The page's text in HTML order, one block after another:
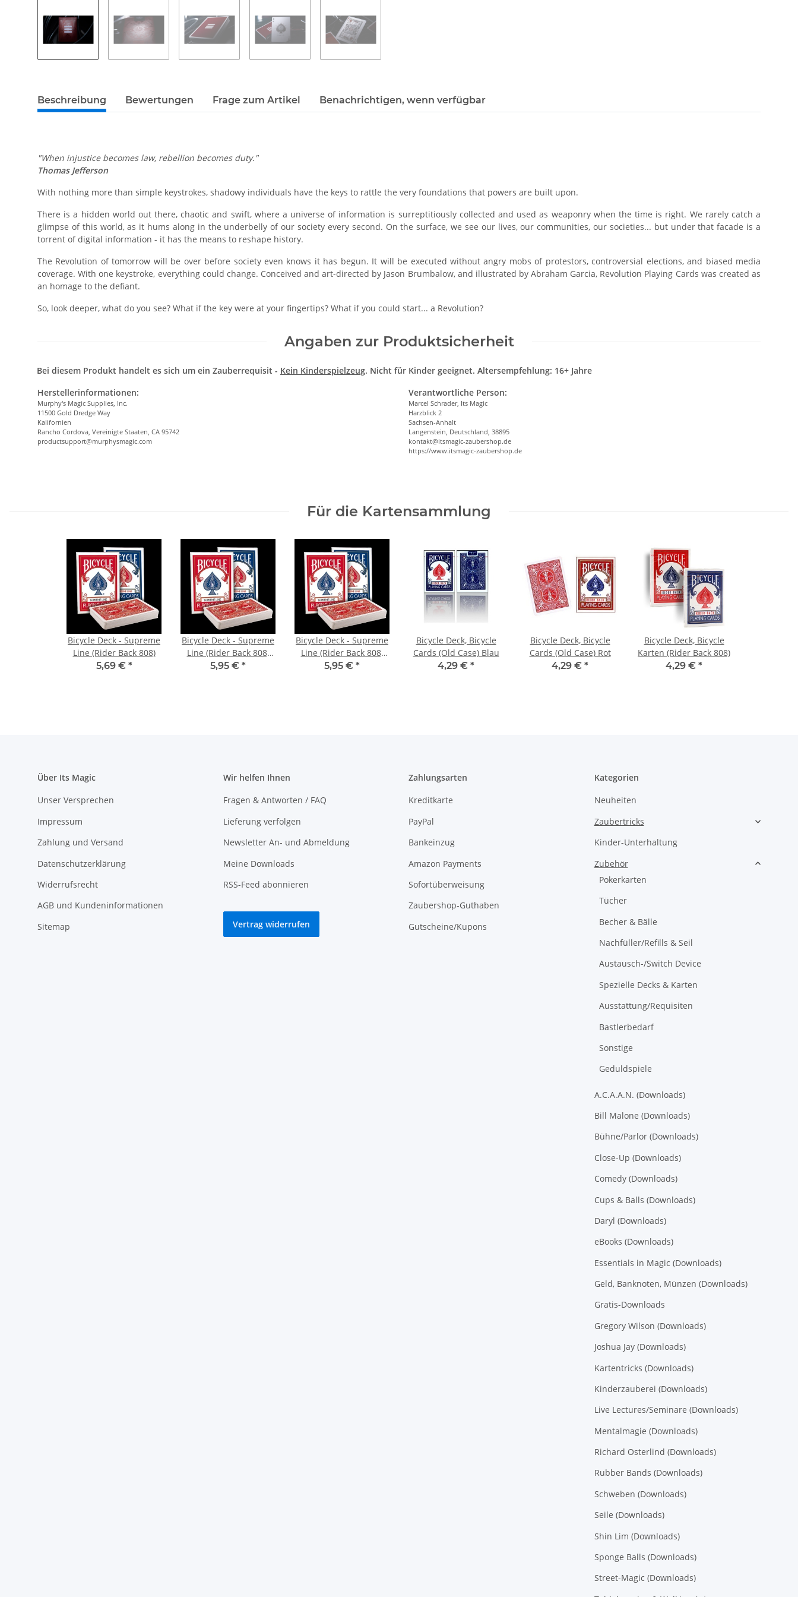
Beschreibung Bewertungen Frage zum Artikel Benachrichtigen, wenn verfügbar
"When injustice becomes law, rebellion becomes duty."
Thomas Jefferson
With nothing more than simple keystrokes, shadowy individuals have the keys to rattle the very foundations that powers are built upon.
There is a hidden world out there, chaotic and swift, where a universe of information is surreptitiously collected and used as weaponry when the time is right. We rarely catch a
glimpse of this world, as it hums along in the underbelly of our society every second. On the surface, we see our lives, our communities, our societies... but under that facade is a
torrent of digital information - it has the means to reshape history.
The Revolution of tomorrow will be over before society even knows it has begun. It will be executed without angry mobs of protestors, controversial elections, and biased media
coverage. With one keystroke, everything could change. Conceived and art-directed by Jason Brumbalow, and illustrated by Abraham Garcia, Revolution Playing Cards was created as
an homage to the defiant.
So, look deeper, what do you see? What if the key were at your fingertips? What if you could start... a Revolution?
Angaben zur Produktsicherheit
Bei diesem Produkt handelt es sich um ein Zauberrequisit - Kein Kinderspielzeug. Nicht für Kinder geeignet. Altersempfehlung: 16+ Jahre
Herstellerinformationen:
Murphy's Magic Supplies, Inc.
11500 Gold Dredge Way
Kalifornien
Rancho Cordova, Vereinigte Staaten, CA 95742
productsupport@murphysmagic.com
Verantwortliche Person:
Marcel Schrader, Its Magic
Harzblick 2
Sachsen-Anhalt
Langenstein, Deutschland, 38895
kontakt@itsmagic-zaubershop.de
https://www.itsmagic-zaubershop.de
Für die Kartensammlung
Bicycle Deck - Supreme
Line (Rider Back 808)
5,69 € *
Bicycle Deck - Supreme
Line (Rider Back 808)
Blue Rider Back
5,95 € *
Bicycle Deck - Supreme
Line (Rider Back 808)
Red Rider Back
5,95 € *
Bicycle Deck, Bicycle
Cards (Old Case) Blau
4,29 € *
Bicycle Deck, Bicycle
Cards (Old Case) Rot
4,29 € *
Bicycle Deck, Bicycle
Karten (Rider Back 808)
4,29 € *
Über Its Magic
Unser Versprechen
Impressum
Zahlung und Versand
Datenschutzerklärung
Widerrufsrecht
AGB und Kundeninformationen
Sitemap
Wir helfen Ihnen
Fragen & Antworten / FAQ
Lieferung verfolgen
Newsletter An- und Abmeldung
Meine Downloads
RSS-Feed abonnieren
Vertrag widerrufen
Zahlungsarten
Kreditkarte
PayPal
Bankeinzug
Amazon Payments
Sofortüberweisung
Zaubershop-Guthaben
Gutscheine/Kupons
Kategorien
Neuheiten
Zaubertricks
Kinder-Unterhaltung
Zubehör
Pokerkarten
Tücher
Becher & Bälle
Nachfüller/Refills & Seil
Austausch-/Switch Device
Spezielle Decks & Karten
Ausstattung/Requisiten
Bastlerbedarf
Sonstige
Geduldspiele
A.C.A.A.N. (Downloads)
Bill Malone (Downloads)
Bühne/Parlor (Downloads)
Close-Up (Downloads)
Comedy (Downloads)
Cups & Balls (Downloads)
Daryl (Downloads)
eBooks (Downloads)
Essentials in Magic (Downloads)
Geld, Banknoten, Münzen (Downloads)
Gratis-Downloads
Gregory Wilson (Downloads)
Joshua Jay (Downloads)
Kartentricks (Downloads)
Kinderzauberei (Downloads)
Live Lectures/Seminare (Downloads)
Mentalmagie (Downloads)
Richard Osterlind (Downloads)
Rubber Bands (Downloads)
Schweben (Downloads)
Seile (Downloads)
Shin Lim (Downloads)
Sponge Balls (Downloads)
Street-Magic (Downloads)